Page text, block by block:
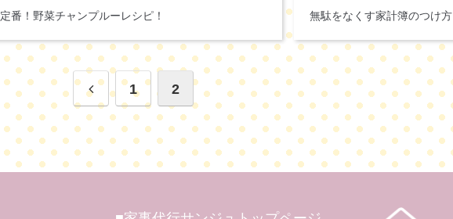
定番！野菜チャンプルーレシピ！ 無駄をなくす家計簿のつけ方
1 2